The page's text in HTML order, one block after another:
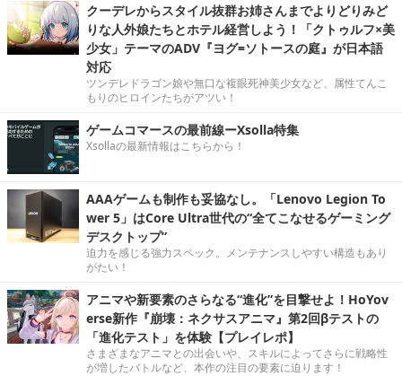
クーデレからスタイル抜群お姉さんまでよりどりみど
りな人外娘たちとホテル経営しよう！「クトゥルフ×美
少女」テーマのADV『ヨグ=ソトースの庭』が日本語
対応
ツンデレドラゴン娘や無口な複眼死神美少女など、属性てんこ
もりのヒロインたちがアツい！
ゲームコマースの最前線ーXsolla特集
Xsollaの最新情報はこちらから！
AAAゲームも制作も妥協なし。「Lenovo Legion To
wer 5」はCore Ultra世代の“全てこなせるゲーミング
デスクトップ”
迫力を感じる強力スペック。メンテナンスしやすい構造もあり
がたい！
アニマや新要素のさらなる“進化”を目撃せよ！HoYov
erse新作『崩壊：ネクサスアニマ』第2回βテストの
「進化テスト」を体験【プレイレポ】
さまざまなアニマとの出会いや、スキルによってさらに戦略性
が増したバトルなど、本作の注目の要素に迫ります！